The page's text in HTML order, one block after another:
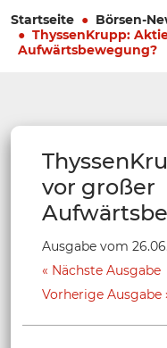
Startseite Börsen-
ThyssenKrupp:
Aufwärtsbewegung?
vor großer
Ausgabe vom
Nächste Ausgabe
Vorherige Ausgabe